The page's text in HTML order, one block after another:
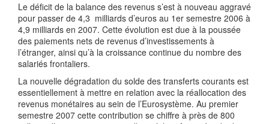
Le déficit de la balance des revenus s’est à nouveau aggravé
pour passer de 4,3 milliards d’euros au 1er semestre 2006 à
4,9 milliards en 2007. Cette évolution est due à la poussée
des paiements nets de revenus d’investissements à
l’étranger, ainsi qu’à la croissance continue du nombre des
salariés frontaliers.
La nouvelle dégradation du solde des transferts courants est
essentiellement à mettre en relation avec la réallocation des
revenus monétaires au sein de l’Eurosystème. Au premier
semestre 2007 cette contribution se chiffre à près de 800